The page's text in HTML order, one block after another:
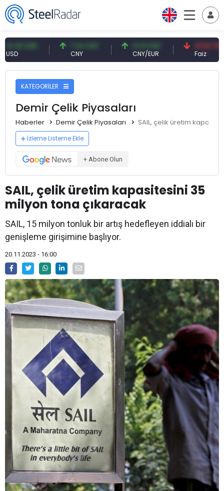
7,10 CNY
CNY
0,13 CNY
CNY/EUR
41,53 TRY
Faiz
KATEGORİLER
Demir Çelik Piyasaları
Haberler Demir Çelik Piyasaları SAIL, çelik üretim
İzleme Listeme Ekle
+ Abone Olun
SAIL, çelik üretim kapasitesini 35
milyon tona çıkaracak
SAIL, 15 milyon tonluk bir artış hedefleyen iddialı bir
genişleme girişimine başlıyor.
20.11.2023 - 16:00